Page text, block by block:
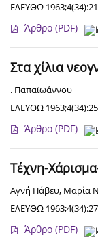
ΕΛΕΥΘΩ
Άρθρο (PDF)
Στα χίλια
. Παπαϊωάννου
ΕΛΕΥΘΩ
Άρθρο (PDF)
Τέχνη-
Αγνή Πάβεϋ, Μαρία
ΕΛΕΥΘΩ
Άρθρο (PDF)